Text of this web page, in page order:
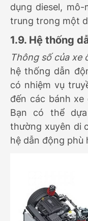
dụng diesel,
trung trong một
1.9. Hệ thống
Thông số của xe
hệ thống dẫn
có nhiệm vụ
đến các bánh
Bạn có thể
thường xuyên di
hệ dẫn động phù